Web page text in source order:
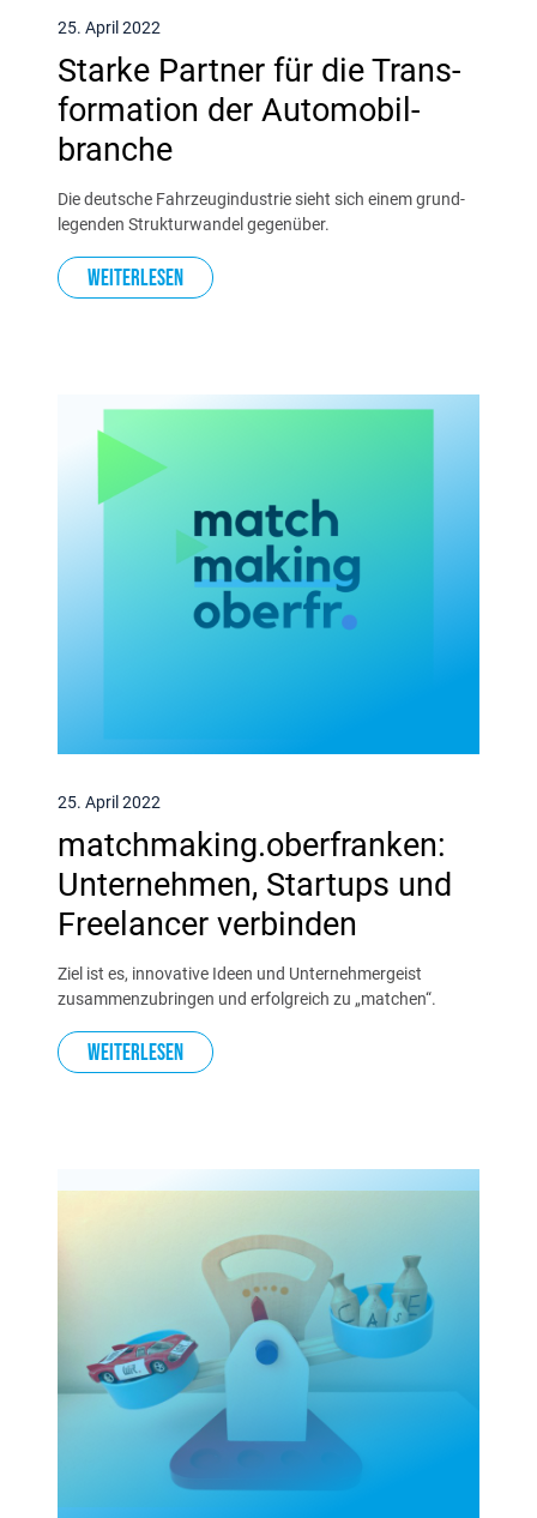
Starke Partner für die Trans­
formation der Auto­mobil­
branche
25. April 2022
Die deutsche Fahr­zeug­industrie sieht sich einem grund­
legenden Struktur­wandel gegenüber.
Weiterlesen
matchmaking.oberfranken:
Unternehmen, Startups und
Freelancer verbinden
25. April 2022
Ziel ist es, innovative Ideen und Unternehmergeist
zusammen­zubringen und erfolgreich zu „matchen“.
Weiterlesen